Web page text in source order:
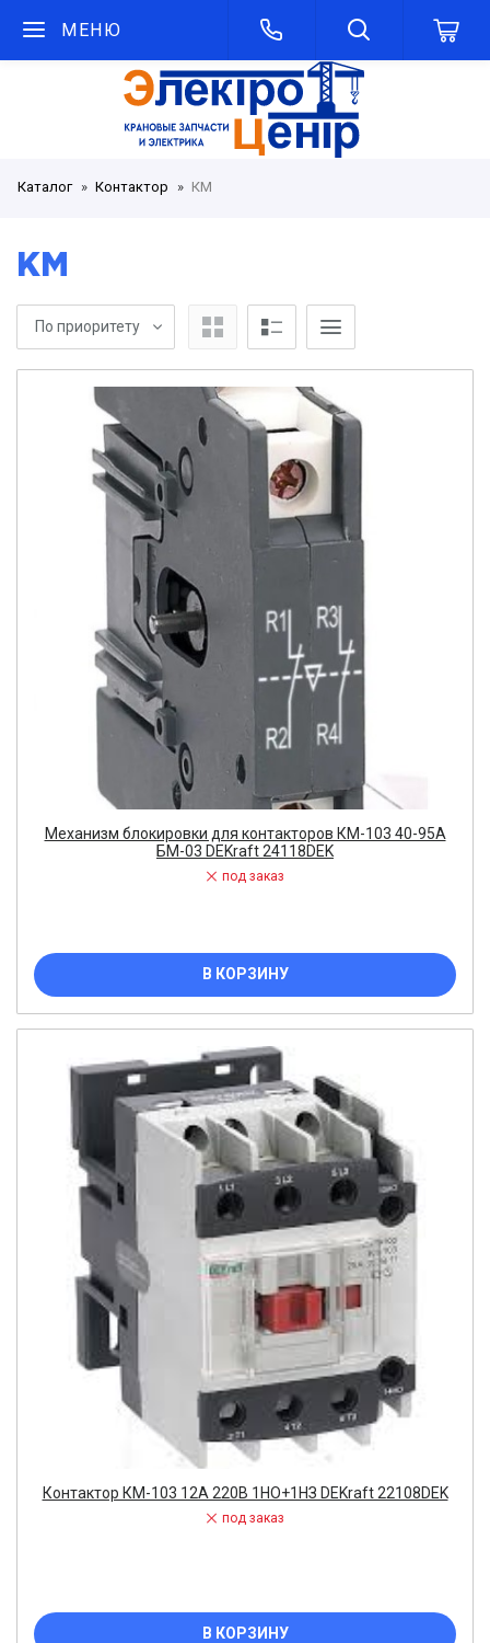
МЕНЮ
Каталог Контактор КМ
КМ
По приоритету
Механизм блокировки для контакторов КМ-103 40-95А
БМ-03 DEKraft 24118DEK
под заказ
В КОРЗИНУ
Контактор КМ-103 12А 220В 1НО+1НЗ DEKraft 22108DEK
под заказ
В КОРЗИНУ